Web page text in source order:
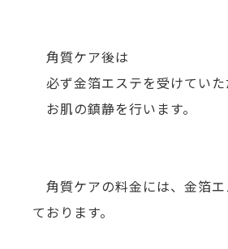
角質ケア後は
必ず金箔エステを受けていた
お肌の鎮静を行います。
角質ケアの料金には、金箔
ております。